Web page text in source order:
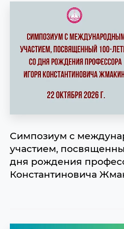
Cимпозиум с
участием,
дня рождения
Константиновича